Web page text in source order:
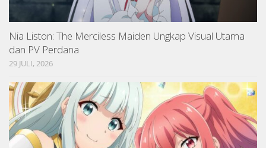
Nia Liston: The Merciless Maiden Ungkap Visual Utama
dan PV Perdana
29 JULI, 2026